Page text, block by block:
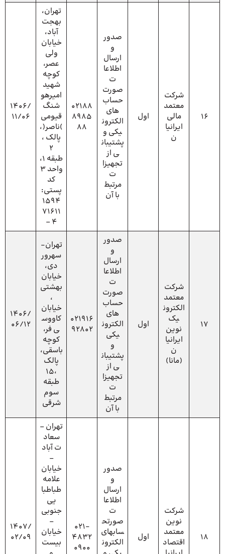
16
شرکت
معتمد
مالی
ایرانیا
ن
اول
صدور
و
ارسال
اطلاعا
ت
صورت‌
حساب‌
های
الکترون
یکی و
پشتیبان
ی از
تجهیزا
ت
مرتبط
با آن
02188
8985
88
تهران،
بهجت
آباد،
خیابان
ولی
عصر،
کوچه
شهید
امیرهو
شنگ
قیومی
)ناصر(،
پالک ،
2
طبقه 1،
واحد 3
کد
پستی:
1594
71611
4 –
1406/
11/06
17
شرکت
معتمد
الکترون
یک
نوین
ایرانیا
ن
(مانا)
اول
صدور
و
ارسال
اطلاعا
ت
صورت‌
حساب‌
های
الکترون
یکی
و
پشتیبان
ی از
تجهیزا
ت
مرتبط
با آن
021916
92802
تهران-
سهرور
دی،
خیابان
بهشتی
،
خیابان
کاووس
ی فر،
کوچه
باسقی،
پالک
،15
طبقه
سوم
شرقی
1406/
06/12
18
شرکت
نوین
معتمد
اقتصاد
اول
صدور
و
ارسال
اطلاعا
ت
صورتح
سابهای
الکترون
021-
4832
0900
تهران –
سعاد
ت آباد
–
خیابان
علامه
طباطبا
یی
جنوبی
–
خیابان
بیست
1407/
02/09